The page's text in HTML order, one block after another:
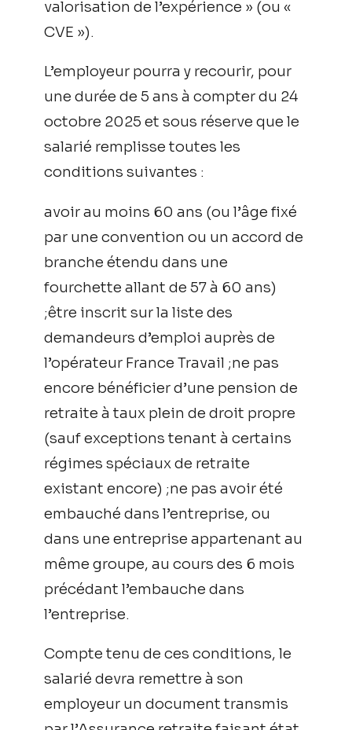
valorisation de l’expérience » (ou «
CVE »).
L’employeur pourra y recourir, pour
une durée de 5 ans à compter du 24
octobre 2025 et sous réserve que le
salarié remplisse toutes les
conditions suivantes :
avoir au moins 60 ans (ou l’âge fixé
par une convention ou un accord de
branche étendu dans une
fourchette allant de 57 à 60 ans)
;être inscrit sur la liste des
demandeurs d’emploi auprès de
l’opérateur France Travail ;ne pas
encore bénéficier d’une pension de
retraite à taux plein de droit propre
(sauf exceptions tenant à certains
régimes spéciaux de retraite
existant encore) ;ne pas avoir été
embauché dans l’entreprise, ou
dans une entreprise appartenant au
même groupe, au cours des 6 mois
précédant l’embauche dans
l’entreprise.
Compte tenu de ces conditions, le
salarié devra remettre à son
employeur un document transmis